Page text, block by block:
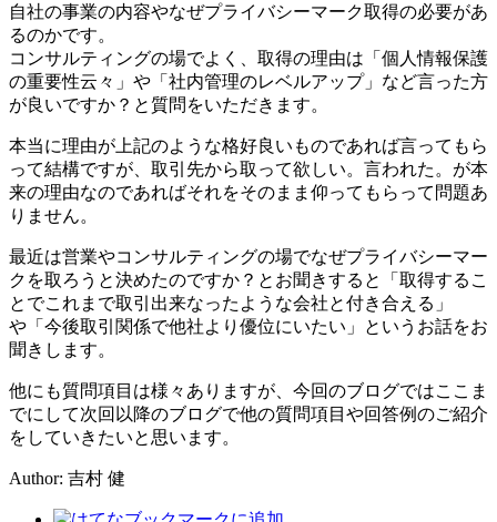
自社の事業の内容やなぜプライバシーマーク取得の必要があ
るのかです。
コンサルティングの場でよく、取得の理由は「個人情報保護
の重要性云々」や「社内管理のレベルアップ」など言った方
が良いですか？と質問をいただきます。
本当に理由が上記のような格好良いものであれば言ってもら
って結構ですが、取引先から取って欲しい。言われた。が本
来の理由なのであればそれをそのまま仰ってもらって問題あ
りません。
最近は営業やコンサルティングの場でなぜプライバシーマー
クを取ろうと決めたのですか？とお聞きすると「取得するこ
とでこれまで取引出来なったような会社と付き合える」
や「今後取引関係で他社より優位にいたい」というお話をお
聞きします。
他にも質問項目は様々ありますが、今回のブログではここま
でにして次回以降のブログで他の質問項目や回答例のご紹介
をしていきたいと思います。
Author: 吉村 健